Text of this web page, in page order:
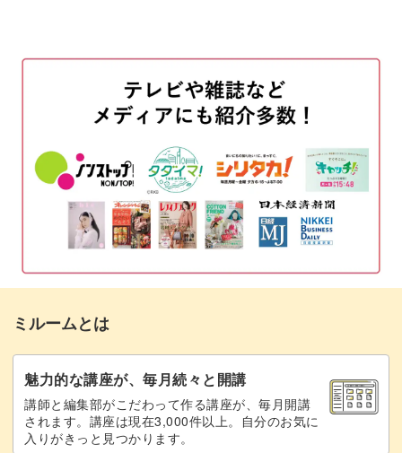
薄い花びらが何枚も重なったような淡く華やかなアート
は、オフィスやデートなどあらゆるシーンに使える万能ネ
一度お花の作り方をマスターしてしまえば、アレンジも自
由自在です。
お好みでビビッドなカラーを取り入れてみると、よりはっ
爽やかでクリアなデザインを活かして、これからの暑い季
ぜひこの機会に作り方のコツをマスターして、大人っぽい
お花アートのバリエーションを増やしてみてはいかがでし
オーロラフォイルを貼り付ける
ラメをのせる
お花のベースを描く 03:48
ベースにクリアブルーをのせる
花びらと花びらの間にクリアパープルをの
せる
花芯を描く
トップジェルでコーティングする 12:06
ホワイトでお花を縁取る 13:18
未硬化ジェルを拭き取って完成♪
ミルームとは
魅力的な講座が、毎月続々と開講
講師と編集部がこだわって作る講座が、毎月開講
されます。講座は現在3,000件以上。自分のお気に
入りがきっと見つかります。